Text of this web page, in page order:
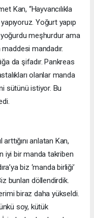
Kan, “Hayvancılıkla
Yoğurt yapıp
yoğurdu meşhurdur ama
mandadır.
da şifadır. Pankreas
olanlar manda
sütünü istiyor. Bu
anlatan Kan,
iyi bir manda takriben
biz ‘manda birliği’
bunları döllendirdik.
biraz daha yükseldi.
soy, kütük